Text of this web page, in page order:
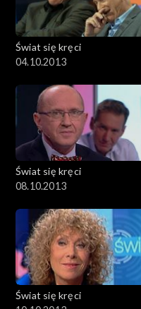
Świat się kręci
04.10.2013
Świat się kręci
08.10.2013
Świat się kręci